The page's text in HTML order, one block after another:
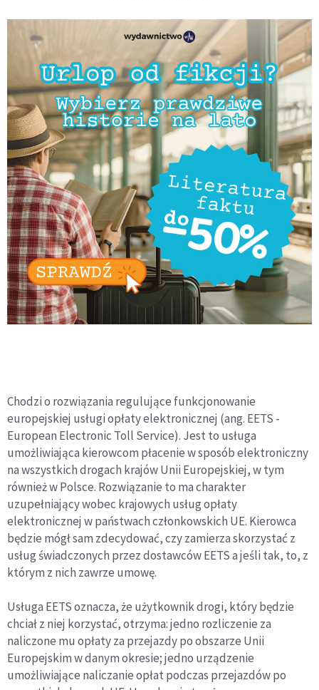
Chodzi o rozwiązania regulujące funkcjonowanie
europejskiej usługi opłaty elektronicznej (ang. EETS -
European Electronic Toll Service). Jest to usługa
umożliwiająca kierowcom płacenie w sposób elektroniczny
na wszystkich drogach krajów Unii Europejskiej, w tym
również w Polsce. Rozwiązanie to ma charakter
uzupełniający wobec krajowych usług opłaty
elektronicznej w państwach członkowskich UE. Kierowca
będzie mógł sam zdecydować, czy zamierza skorzystać z
usług świadczonych przez dostawców EETS a jeśli tak, to, z
którym z nich zawrze umowę.
Usługa EETS oznacza, że użytkownik drogi, który będzie
chciał z niej korzystać, otrzyma: jedno rozliczenie za
naliczone mu opłaty za przejazdy po obszarze Unii
Europejskim w danym okresie; jedno urządzenie
umożliwiające naliczanie opłat podczas przejazdów po